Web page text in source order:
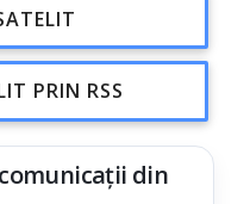
PRIN RSS
din